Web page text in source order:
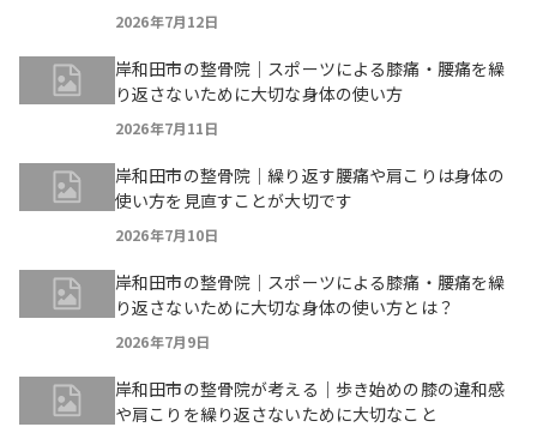
2026年7月12日
岸和田市の整骨院｜スポーツによる膝痛・腰痛を繰
り返さないために大切な身体の使い方
2026年7月11日
岸和田市の整骨院｜繰り返す腰痛や肩こりは身体の
使い方を見直すことが大切です
2026年7月10日
岸和田市の整骨院｜スポーツによる膝痛・腰痛を繰
り返さないために大切な身体の使い方とは？
2026年7月9日
岸和田市の整骨院が考える｜歩き始めの膝の違和感
や肩こりを繰り返さないために大切なこと